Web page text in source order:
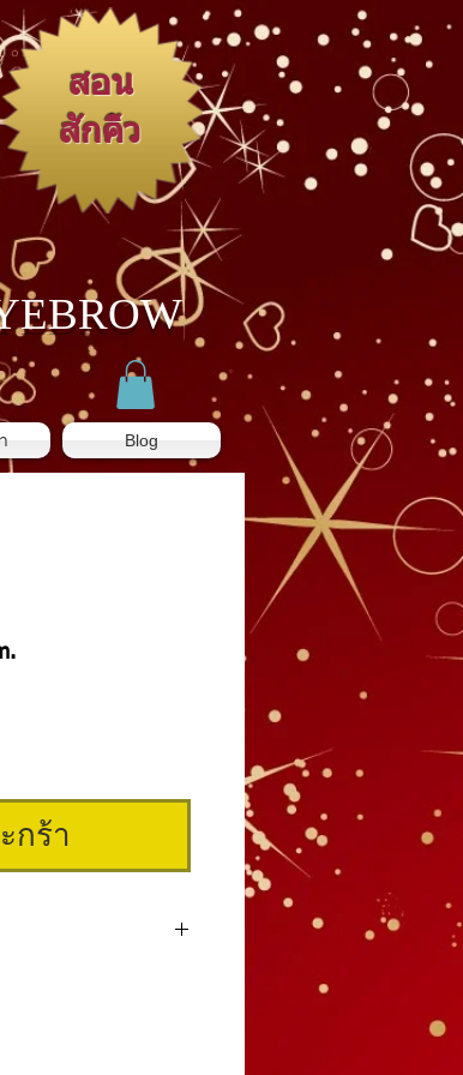
สอน
สักคิ้ว
Blog
กร้า
ยม ความงอนระดับ D ขนาด
11mm. และ 12mm.